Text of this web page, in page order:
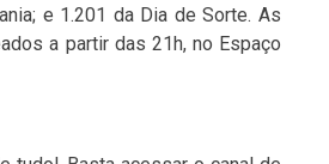
e 1.201 da Dia de Sorte. As
a partir das 21h, no Espaço